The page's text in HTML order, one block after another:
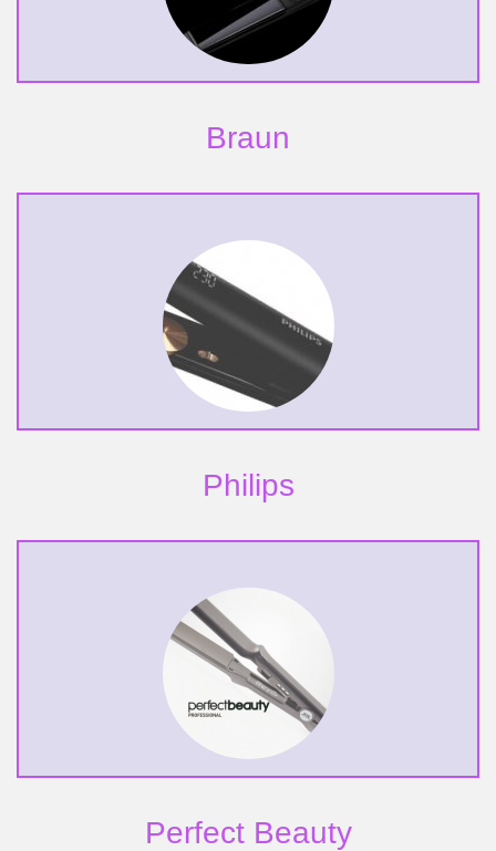
Braun
Philips
Perfect Beauty